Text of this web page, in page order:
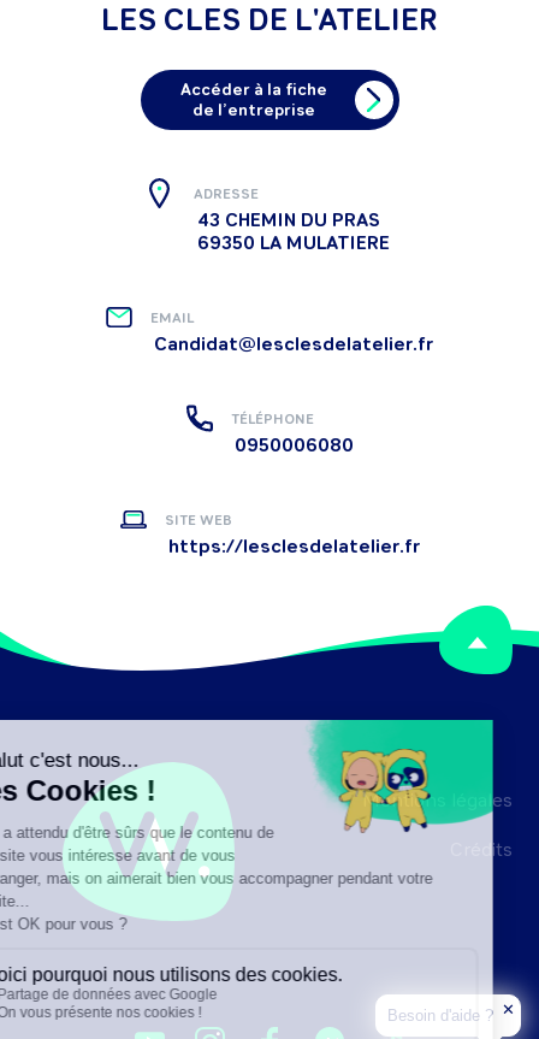
LES CLES DE L'ATELIER
Accéder à la fiche
de l’entreprise
ADRESSE
43 CHEMIN DU PRAS
69350 LA MULATIERE
EMAIL
Candidat@lesclesdelatelier.fr
TÉLÉPHONE
0950006080
SITE WEB
https://lesclesdelatelier.fr
Mentions légales
Crédits
Besoin d'aide ? ✕